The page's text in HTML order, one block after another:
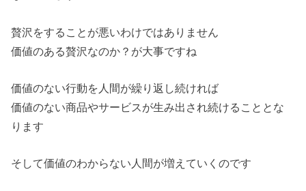
贅沢をすることが悪いわけではありません
価値のある贅沢なのか？が大事ですね
価値のない行動を人間が繰り返し続ければ
価値のない商品やサービスが生み出され続けることとな
ります
そして価値のわからない人間が増えていくのです